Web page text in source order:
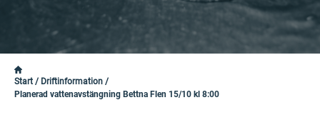
Start / Driftinformation /
Planerad vattenavstängning Bettna Flen 15/10 kl 8:00